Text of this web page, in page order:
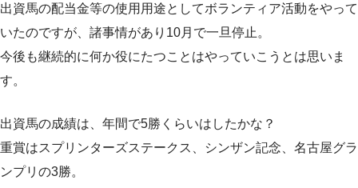
出資馬の配当金等の使用用途としてボランティア活動をやって
いたのですが、諸事情があり10月で一旦停止。
今後も継続的に何か役にたつことはやっていこうとは思いま
す。
出資馬の成績は、年間で5勝くらいはしたかな？
重賞はスプリンターズステークス、シンザン記念、名古屋グラ
ンプリの3勝。